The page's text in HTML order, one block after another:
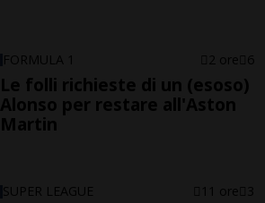
FORMULA 1 2 ore 6
Le folli richieste di un (esoso)
Alonso per restare all'Aston
Martin
SUPER LEAGUE 11 ore 3